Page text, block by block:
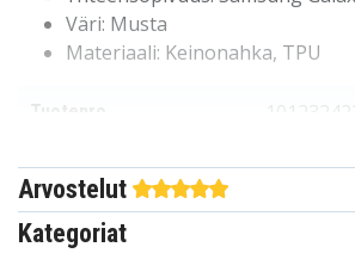
Väri: Musta
Materiaali: Keinonahka, TPU
Tuotenro
EAN / GTIN
Tuotetyyppi Kotelo
Arvostelut
Kategoriat